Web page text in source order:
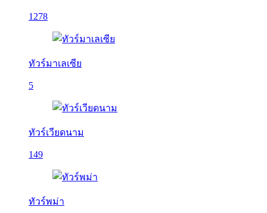
1278
ทัวร์มาเลเซีย
5
ทัวร์เวียดนาม
149
ทัวร์พม่า